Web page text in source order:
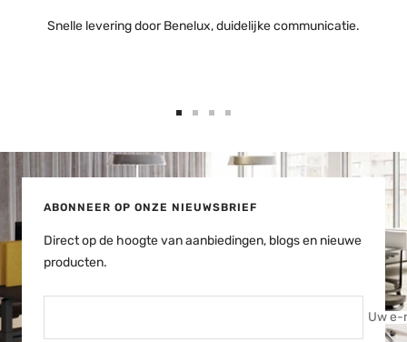
Snelle levering door Benelux, duidelijke communicatie.
dia
ABONNEER OP ONZE NIEUWSBRIEF
Direct op de hoogte van aanbiedingen, blogs en nieuwe
producten.
Uw e-